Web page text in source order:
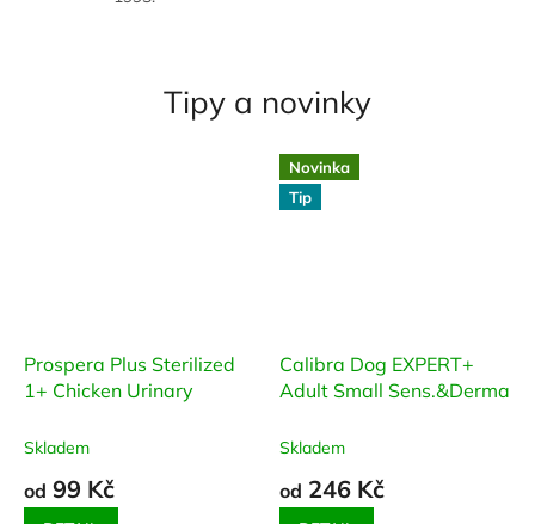
Tipy a novinky
Prospera Plus Sterilized
1+ Chicken Urinary
Skladem
od 99 Kč
Novinka
Tip
Calibra Dog EXPERT+
Adult Small Sens.&Derma
Skladem
od 246 Kč